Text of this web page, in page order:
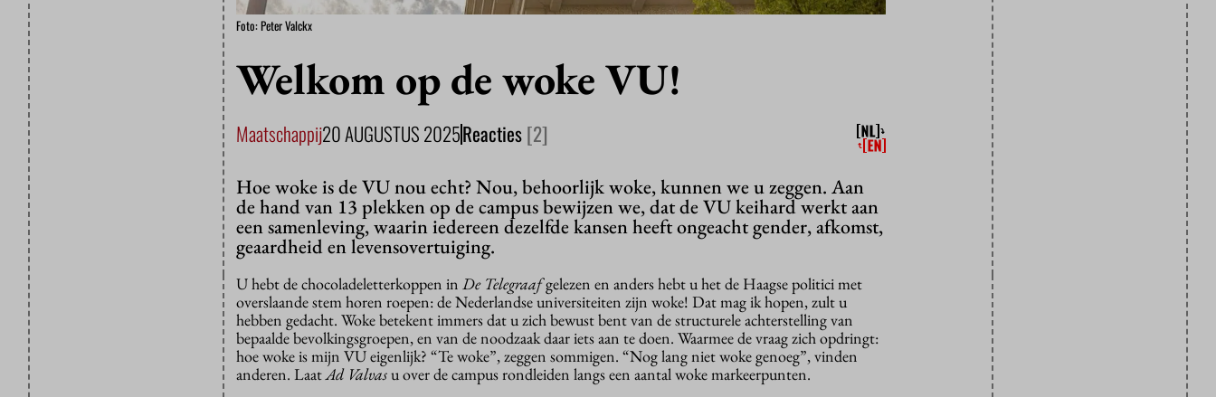
Foto: Peter Valckx
Welkom op de woke VU!
Maatschappij20 AUGUSTUS 2025Reacties[2]
Hoe woke is de VU nou echt? Nou, behoorlijk woke, kunnen we u zeggen. Aan
de hand van 13 plekken op de campus bewijzen we, dat de VU keihard werkt aan
een samenleving, waarin iedereen dezelfde kansen heeft ongeacht gender, afkomst,
geaardheid en levensovertuiging.
U hebt de chocoladeletterkoppen in De Telegraafgelezen en anders hebt u het de Haagse politici met
overslaande stem horen roepen: de Nederlandse universiteiten zijn woke! Dat mag ik hopen, zult u
hebben gedacht. Woke betekent immers dat u zich bewust bent van de structurele achterstelling van
bepaalde bevolkingsgroepen, en van de noodzaak daar iets aan te doen. Waarmee de vraag zich opdringt:
hoe woke is mijn VU eigenlijk? “Te woke”, zeggen sommigen. “Nog lang niet woke genoeg”, vinden
anderen. Laat Ad Valvasu over de campus rondleiden langs een aantal woke markeerpunten.